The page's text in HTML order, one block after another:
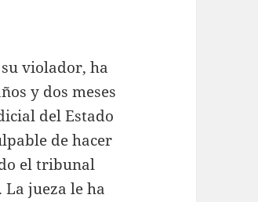
violador, ha
y dos meses
del Estado
de hacer
el tribunal
jueza le ha